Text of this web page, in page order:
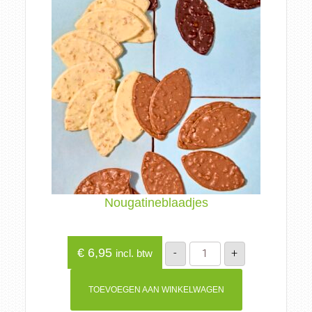
Nougatineblaadjes
€6,95 incl. btw -
Nougatineblaadjes
aantal
+
TOEVOEGEN AAN WINKELWAGEN